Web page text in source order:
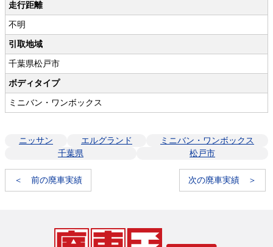
走行距離
不明
引取地域
千葉県松戸市
ボディタイプ
ミニバン・ワンボックス
ニッサン エルグランド
ミニバン・ワンボックス
千葉県
松戸市
＜ 前の廃車実績 次の廃車実績 ＞